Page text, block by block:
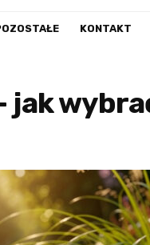
KONTAKT
jak